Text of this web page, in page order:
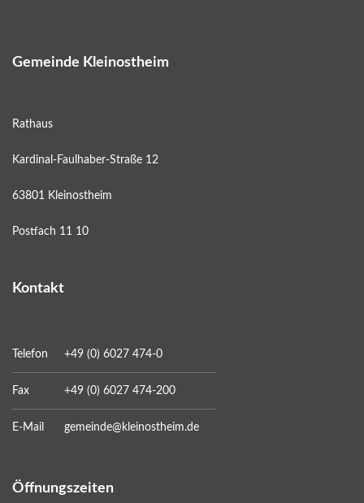
Gemeinde Kleinostheim
Rathaus
Kardinal-Faulhaber-Straße 12
63801 Kleinostheim
Postfach 11 10
Kontakt
Telefon +49 (0) 6027 474-0
Fax +49 (0) 6027 474-200
E-Mail gemeinde@kleinostheim.de
Öffnungszeiten